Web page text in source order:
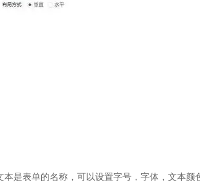
是表单的名称，可以设置字号，字体，文本颜